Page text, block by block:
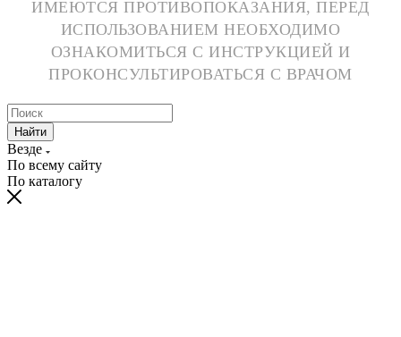
ИМЕЮТСЯ ПРОТИВОПОКАЗАНИЯ, ПЕРЕД
ИСПОЛЬЗОВАНИЕМ НЕОБХОДИМО
ОЗНАКОМИТЬСЯ С ИНСТРУКЦИЕЙ И
ПРОКОНСУЛЬТИРОВАТЬСЯ С ВРАЧОМ
Найти
Везде
По всему сайту
По каталогу